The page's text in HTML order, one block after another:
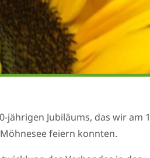
jährigen Jubiläums, das wir am
feiern konnten.